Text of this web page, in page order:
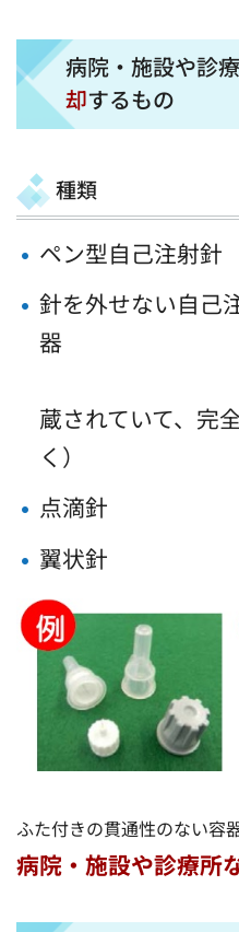
病院・施設や診
却するもの
種類
ペン型自己注射針
針を外せない自己
（針が
蔵されていて、完
く）
点滴針
翼状針
ふた付きの貫通性のない容
病院・施設や診療所